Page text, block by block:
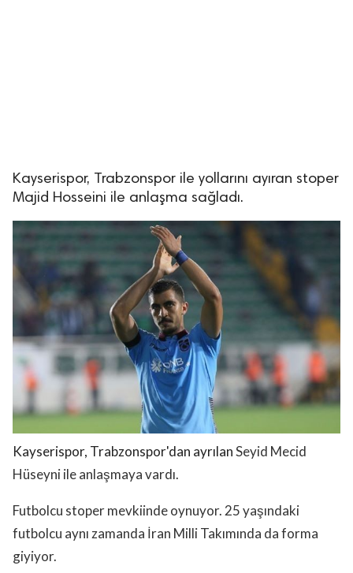
Kayserispor, Trabzonspor ile yollarını ayıran stoper
Majid Hosseini ile anlaşma sağladı.
Kayserispor, Trabzonspor'dan ayrılanSeyid Mecid
Hüseyni ile anlaşmaya vardı.
Futbolcu stoper mevkiinde oynuyor. 25 yaşındaki
futbolcu aynı zamanda İran Milli Takımında da forma
giyiyor.